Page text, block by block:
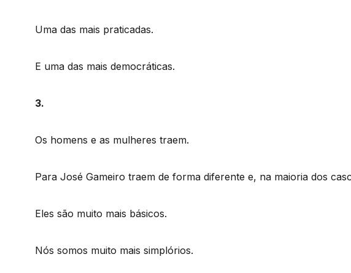
Uma das mais praticadas.
E uma das mais democráticas.
3.
Os homens e as mulheres traem.
Para José Gameiro traem de forma diferente e, na maioria dos
Eles são muito mais básicos.
Nós somos muito mais simplórios.